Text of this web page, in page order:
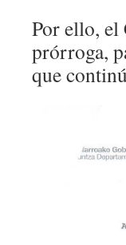
Por ello, el
prórroga,
que